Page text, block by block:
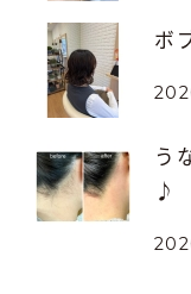
ボ
う
♪